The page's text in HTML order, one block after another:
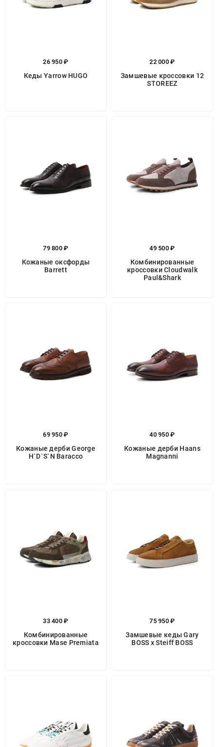
26 950 ₽
Кеды Yarrow HUGO
22 000 ₽
Замшевые кроссовки 12
STOREEZ
79 800 ₽
Кожаные оксфорды
Barrett
49 500 ₽
Комбинированные
кроссовки Cloudwalk
Paul&Shark
69 950 ₽
Кожаные дерби George
H`D`S`N Baracco
40 950 ₽
Кожаные дерби Haans
Magnanni
33 400 ₽
Комбинированные
кроссовки Mase Premiata
75 950 ₽
Замшевые кеды Gary
BOSS x Steiff BOSS